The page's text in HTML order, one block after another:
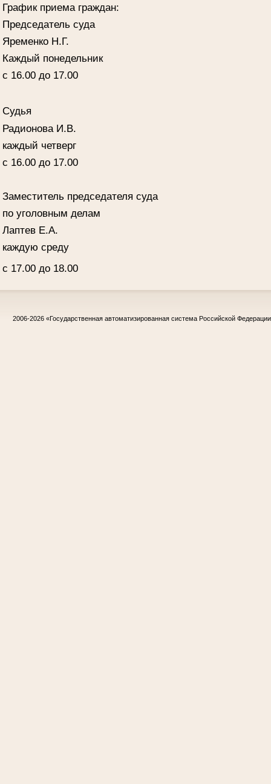
График приема граждан:
Председатель суда
Яременко Н.Г.
Каждый понедельник
с 16.00 до 17.00
Судья
Радионова И.В.
каждый четверг
с 16.00 до 17.00
Заместитель председателя суда
по уголовным делам
Лаптев Е.А.
каждую среду
с 17.00 до 18.00
2006-2026 «Государственная автоматизированная система Российской